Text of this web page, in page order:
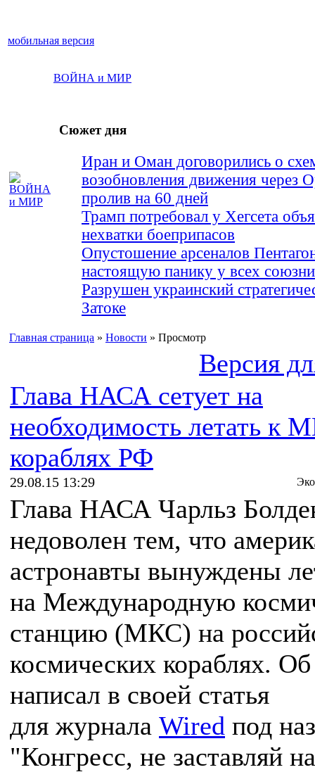
мобильная версия
ВОЙНА и МИР
Сюжет дня
Иран и Оман договорились о
возобновления движения через
пролив на 60 дней
Трамп потребовал у Хегсета
нехватки боеприпасов
Опустошение арсеналов
настоящую панику у всех
Разрушен украинский
Затоке
Главная страница » Новости » Просмотр
Версия
Глава НАСА сетует на
необходимость летать к
кораблях РФ
29.08.15 13:29
Глава НАСА Чарльз
недоволен тем, что
астронавты вынуждены
на Международную
станцию (МКС) на
космических кораблях.
написал в своей статья
для журнала Wired под
"Конгресс, не заставляй